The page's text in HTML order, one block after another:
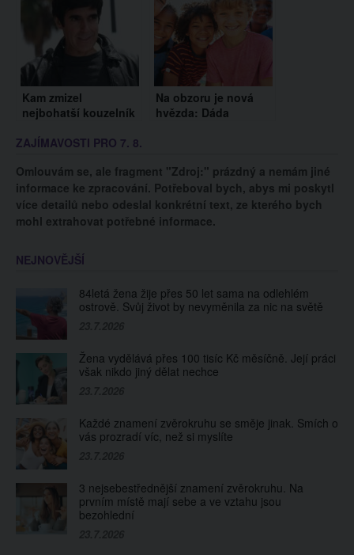
Kam zmizel
nejbohatší kouzelník
Copperfield se stáhl
Na obzoru je nová
hvězda: Dáda
ZAJÍMAVOSTI PRO 7. 8.
Omlouvám se, ale fragment "Zdroj:" prázdný a nemám jiné
informace ke zpracování. Potřeboval bych, abys mi poskytl
více detailů nebo odeslal konkrétní text, ze kterého bych
mohl extrahovat potřebné informace.
NEJNOVĚJŠÍ
84letá žena žije přes 50 let sama na odlehlém
ostrově. Svůj život by nevyměnila za nic na světě
Žena vydělává přes 100 tisíc Kč měsíčně. Její práci
však nikdo jiný dělat nechce
Každé znamení zvěrokruhu se směje jinak. Smích o
vás prozradí víc, než si myslíte
3 nejsebestřednější znamení zvěrokruhu. Na
prvním místě mají sebe a ve vztahu jsou
bezohlední